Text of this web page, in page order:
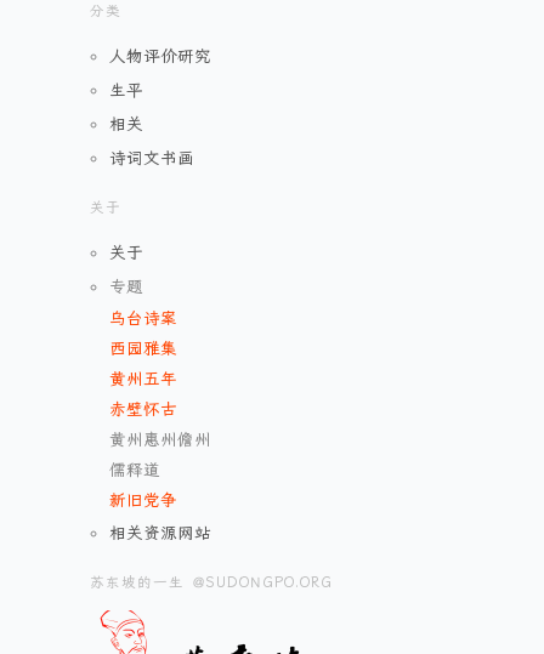
分类
人物评价研究
生平
相关
诗词文书画
关于
关于
专题
乌台诗案
西园雅集
黄州五年
赤壁怀古
黄州惠州儋州
儒释道
新旧党争
相关资源网站
苏东坡的一生 @SUDONGPO.ORG